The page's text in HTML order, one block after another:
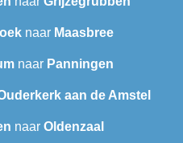
naar Maasbree
naar Panningen
aan de Amstel
naar Oldenzaal